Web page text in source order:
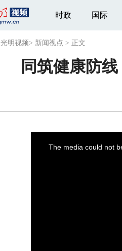
时政 国际
光明视频> 新闻视点 > 正文
同筑健康防
The media could not